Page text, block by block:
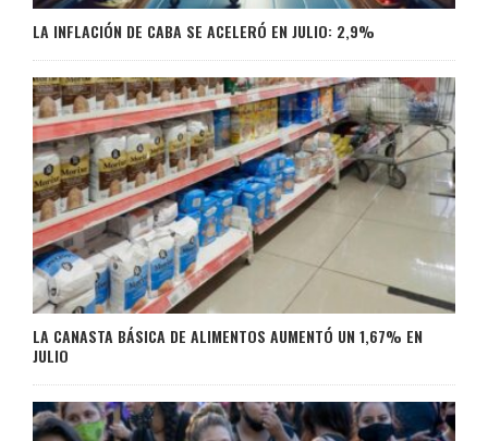
LA INFLACIÓN DE CABA SE ACELERÓ EN JULIO: 2,9%
LA CANASTA BÁSICA DE ALIMENTOS AUMENTÓ UN 1,67% EN
JULIO